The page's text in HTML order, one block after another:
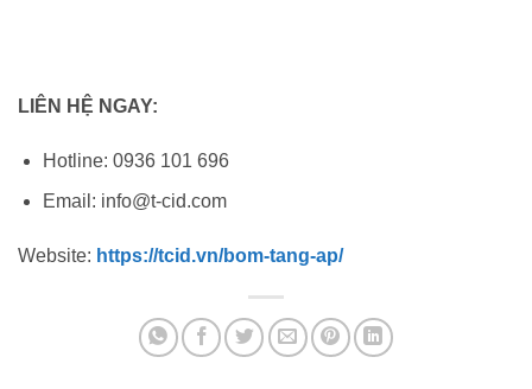
LIÊN HỆ NGAY:
Hotline: 0936 101 696
Email: info@t-cid.com
Website: https://tcid.vn/bom-tang-ap/